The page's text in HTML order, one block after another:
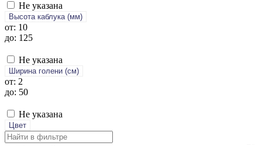
Не указана
Высота каблука (мм)
от: 10
до: 125
Не указана
Ширина голени (см)
от: 2
до: 50
Не указана
Цвет